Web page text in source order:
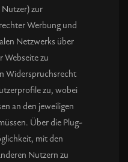
zur
Werbung und
Netzwerks über
Webseite zu
Widerspruchsrecht
zu, wobei
an den jeweiligen
Über die Plug-
mit den
Nutzern zu